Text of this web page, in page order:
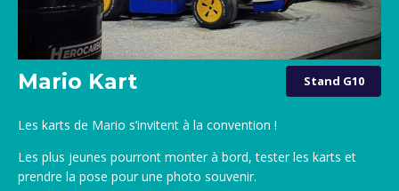
Mario Kart Stand G10
Les karts de Mario s’invitent à la convention !
Les plus jeunes pourront monter à bord, tester les karts et
prendre la pose pour une photo souvenir.